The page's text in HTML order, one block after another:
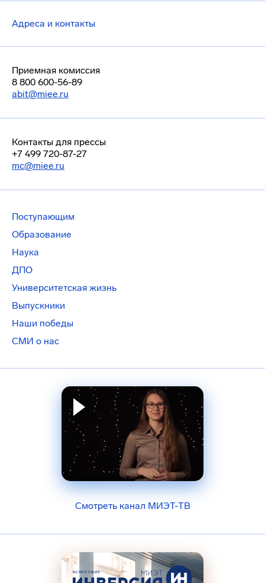
Адреса и контакты
Приемная комиссия
8 800 600-56-89
abit@miee.ru
Контакты для прессы
+7 499 720-87-27
mc@miee.ru
Поступающим
Образование
Наука
ДПО
Университетская жизнь
Выпускники
Наши победы
СМИ о нас
Смотреть канал МИЭТ-ТВ